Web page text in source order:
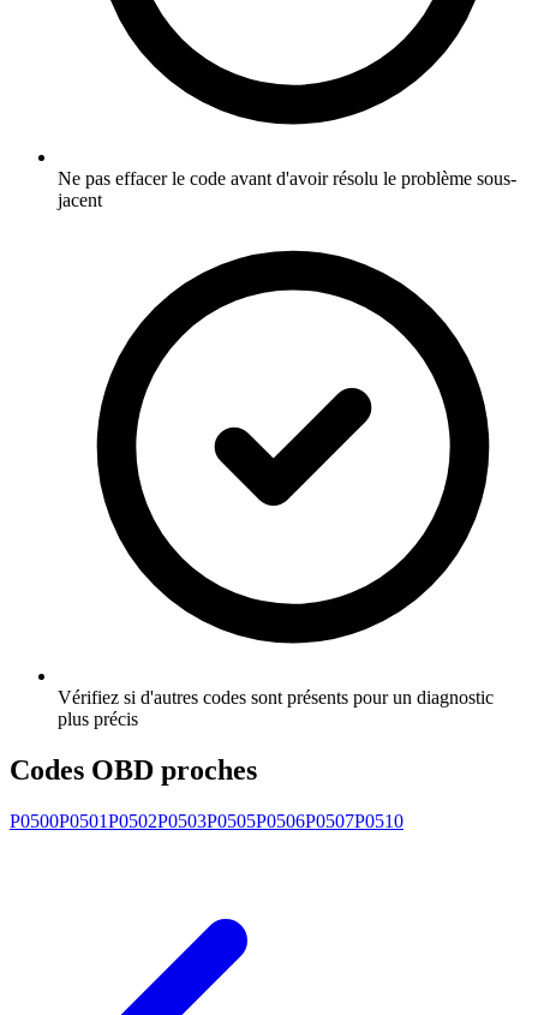
Ne pas effacer le code avant d'avoir résolu le problème sous-
jacent
Vérifiez si d'autres codes sont présents pour un diagnostic
plus précis
Codes OBD proches
P0500P0501P0502P0503P0505P0506P0507P0510